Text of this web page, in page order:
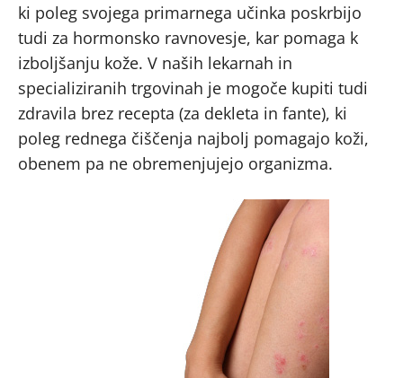
ki poleg svojega primarnega učinka poskrbijo
tudi za hormonsko ravnovesje, kar pomaga k
izboljšanju kože. V naših lekarnah in
specializiranih trgovinah je mogoče kupiti tudi
zdravila brez recepta (za dekleta in fante), ki
poleg rednega čiščenja najbolj pomagajo koži,
obenem pa ne obremenjujejo organizma.